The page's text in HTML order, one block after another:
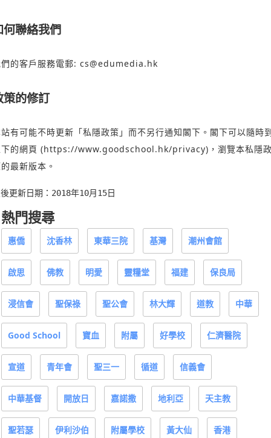
何聯絡我們
的客戶服務電郵: cs@edumedia.hk
策的修訂
有可能不時更新「私隱政策」而不另行通知閣下。閣下可以隨時
的網頁 (https://www.goodschool.hk/privacy)，瀏覽本私隱
最新版本。
更新日期：2018年10月15日
熱門搜尋
惠僑 沈香林 東華三院 基灣 潮州會館
啟思 佛教 明愛 靈糧堂 福建 保良局
浸信會 聖保祿 聖公會 林大輝 道教 中華
Good School 寶血 附屬 好學校 仁濟醫院
宣道 青年會 聖三一 循道 信義會
中華基督 開放日 嘉諾撒 地利亞 天主教
聖若瑟 伊利沙伯 附屬學校 黃大仙 香港